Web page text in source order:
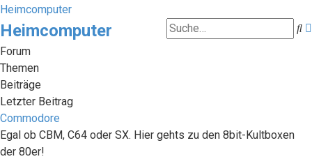
Heimcomputer
Heimcomputer
Forum
Themen
Beiträge
Letzter Beitrag
Commodore
Egal ob CBM, C64 oder SX. Hier gehts zu den 8bit-Kultboxen
der 80er!